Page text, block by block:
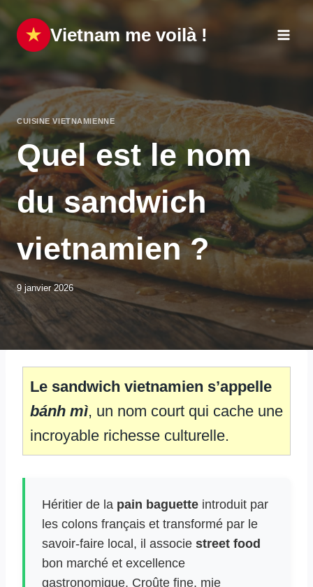
Aller
au
contenu
Vietnam me voilà !
CUISINE VIETNAMIENNE
Quel est le nom
du sandwich
vietnamien ?
9 janvier 2026
Le sandwich vietnamien s’appelle
bánh mì, un nom court qui cache une
incroyable richesse culturelle.
Héritier de la pain baguette introduit par
les colons français et transformé par le
savoir-faire local, il associe street food
bon marché et excellence
gastronomique. Croûte fine, mie